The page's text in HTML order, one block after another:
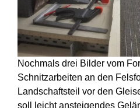
Nochmals drei Bilder vom
Schnitzarbeiten an den
Landschaftsteil vor den
soll leicht ansteigendes